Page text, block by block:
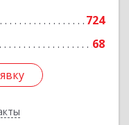
724
68
Подробнее